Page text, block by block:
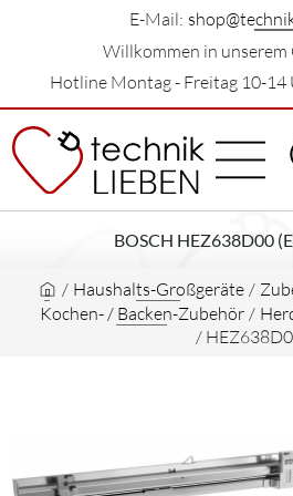
E-Mail:
Willkommen in unserem
Hotline Montag - Freitag 10-
BOSCH HEZ638D00
/ Haushalts-Großgeräte /
Kochen- / Backen-Zubehör /
/